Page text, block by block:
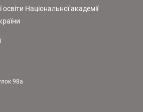
освіти Національної академії
98а